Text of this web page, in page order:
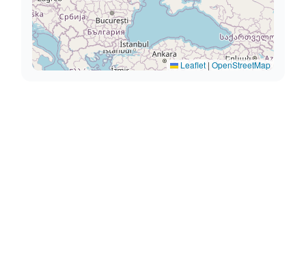
Leaflet | OpenStreetMap